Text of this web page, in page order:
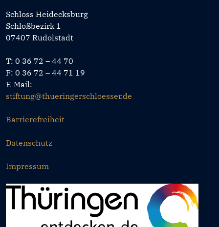
Schloss Heidecksburg
Schloßbezirk 1
07407 Rudolstadt
T: 0 36 72 – 44 70
F: 0 36 72 – 44 71 19
E-Mail:
stiftung@thueringerschloesser.de
Barrierefreiheit
Datenschutz
Impressum